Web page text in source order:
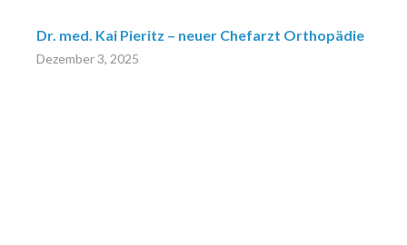
Dr. med. Kai Pieritz – neuer Chefarzt Orthopädie
Dezember 3, 2025